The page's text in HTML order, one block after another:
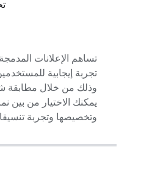
تساهم الإعلانات
تجربة إيجابية
وذلك من خلال مطابقة
يمكنك الاختيار من بين
وتخصيصها وتجربة